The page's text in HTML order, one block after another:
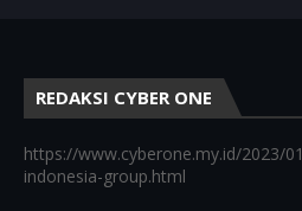
REDAKSI CYBER ONE
https://www.cyberone.my.id/2023/
indonesia-group.html